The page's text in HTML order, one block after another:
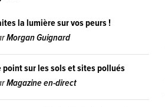
la lumière sur vos peurs !
Morgan Guignard
point sur les sols et sites pollués
Magazine en-direct